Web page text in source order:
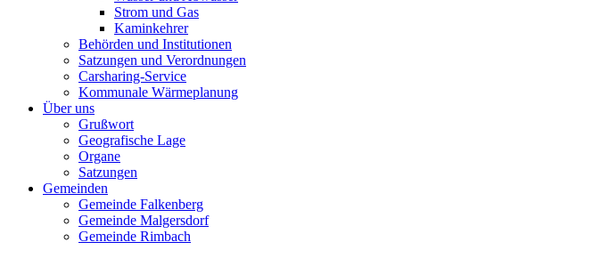
Strom und Gas
Kaminkehrer
Behörden und Institutionen
Satzungen und Verordnungen
Carsharing-Service
Kommunale Wärmeplanung
Über uns
Grußwort
Geografische Lage
Organe
Satzungen
Gemeinden
Gemeinde Falkenberg
Gemeinde Malgersdorf
Gemeinde Rimbach